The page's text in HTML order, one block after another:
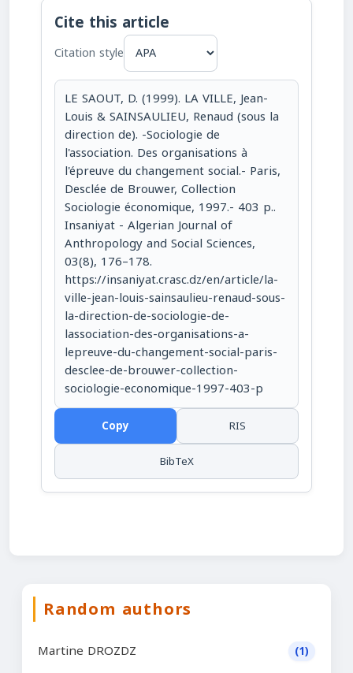
Cite this article
Citation style
LE SAOUT, D. (1999). LA VILLE, Jean-
Louis & SAINSAULIEU, Renaud (sous la
direction de). -Sociologie de
l'association. Des organisations à
l'épreuve du changement social.- Paris,
Desclée de Brouwer, Collection
Sociologie économique, 1997.- 403 p..
Insaniyat - Algerian Journal of
Anthropology and Social Sciences,
03(8), 176–178.
https://insaniyat.crasc.dz/en/article/la-
ville-jean-louis-sainsaulieu-renaud-sous-
la-direction-de-sociologie-de-
lassociation-des-organisations-a-
lepreuve-du-changement-social-paris-
desclee-de-brouwer-collection-
sociologie-economique-1997-403-p
Copy
RIS
BibTeX
Random authors
Martine DROZDZ (1)